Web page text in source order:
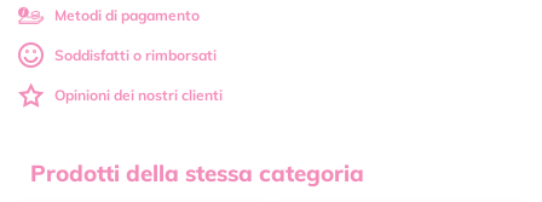
Metodi di pagamento
Soddisfatti o rimborsati
Opinioni dei nostri clienti
Prodotti della stessa categoria